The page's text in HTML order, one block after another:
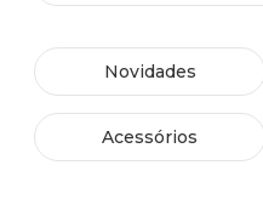
Novidades
Acessórios